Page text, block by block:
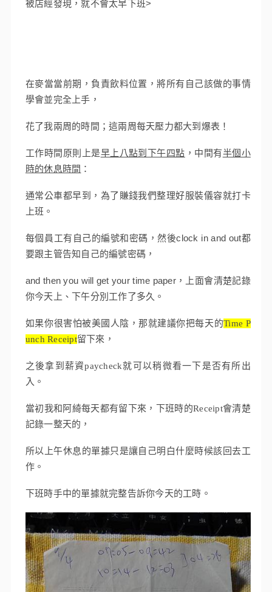
被店經發現，就不會太早下班>
在麥當當前期，負責飲料位置，將所有自己該做的事情
學會並完全上手，
花了我兩周的時間；這兩周每天壓力都大到爆表！
工作時間原則上是早上八點到下午四點 ，中間有半個小
時的休息時間 ：
通常公車都早到，為了賺錢我們整理好服裝儀容就打卡
上班。
每個員工有自己的編號和密碼，然後clock in and out都
要跟主管告知自己的編號密碼，
and then you will get your time paper，上面會清楚記錄
你今天上、下午分別工作了多久。
如果你很害怕被美國人陰，那就建議你把每天的Time P
unch Receipt留下來，
之後拿到薪資paycheck就可以稍微看一下是否有所出
入。
當初我和阿綺每天都有留下來，下班時的Receipt會清楚
記錄一整天的，
所以上午休息的單據只是讓自己明白什麼時候該回去工
作。
下班時手中的單據就完整告訴你今天的工時。